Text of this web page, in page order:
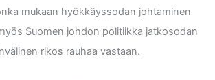
mukaan hyökkäyssodan johtaminen
Suomen johdon politiikka jatkosodan
rikos rauhaa vastaan.